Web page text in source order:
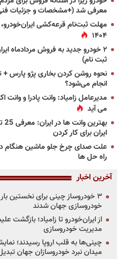
معرفی شد (+مشخصات و جزئیات فنی
مهلت ثبت‌نام قرعه‌کشی
۱۴۰۴
۲ خودرو جدید به فروش مردادماه
ثبت نام)
نحوه روشن کردن بخاری پژو پارس
انجام می‌شود؟
مدیرعامل زامیاد: وانت پادرا و وانت
می آید
ایران برای کار کردن
علت صدای چرخ جلو ماشین هنگام
راه حل ها
آخرین اخبار
خودروسازی جهان شدند
از ایران‌خودرو تا زامیاد؛ بازگشت
مدیریت خودروسازی
میدان نبرد خودروسازان جهان